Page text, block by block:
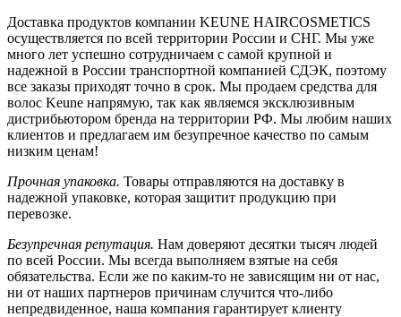
Доставка продуктов компании KEUNE HAIRCOSMETICS
осуществляется по всей территории России и СНГ. Мы уже
много лет успешно сотрудничаем с самой крупной и
надежной в России транспортной компанией СДЭК, поэтому
все заказы приходят точно в срок. Мы продаем средства для
волос Keune напрямую, так как являемся эксклюзивным
дистрибьютором бренда на территории РФ. Мы любим наших
клиентов и предлагаем им безупречное качество по самым
низким ценам!
Прочная упаковка. Товары отправляются на доставку в
надежной упаковке, которая защитит продукцию при
перевозке.
Безупречная репутация. Нам доверяют десятки тысяч людей
по всей России. Мы всегда выполняем взятые на себя
обязательства. Если же по каким-то не зависящим ни от нас,
ни от наших партнеров причинам случится что-либо
непредвиденное, наша компания гарантирует клиенту